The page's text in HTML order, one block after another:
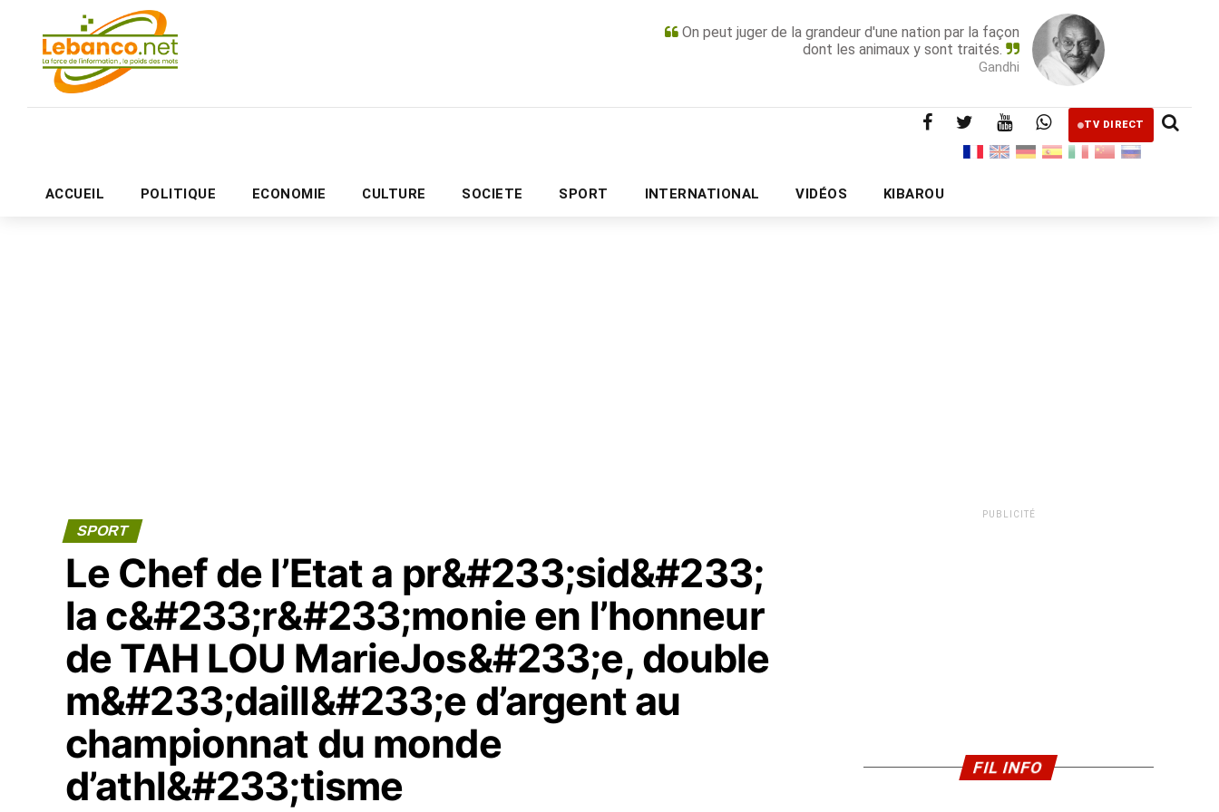
On peut juger de la grandeur d'une nation par la façon
dont les animaux y sont traités.
Gandhi
TV DIRECT
ACCUEIL POLITIQUE ECONOMIE CULTURE SOCIETE SPORT INTERNATIONAL VIDÉOS KIBAROU
PUBLICITÉ
SPORT
Le Chef de l’Etat a pr&#233;sid&#233;
la c&#233;r&#233;monie en l’honneur
de TAH LOU MarieJos&#233;e, double
m&#233;daill&#233;e d’argent au
championnat du monde
d’athl&#233;tisme
PUBLICITÉ
FIL INFO